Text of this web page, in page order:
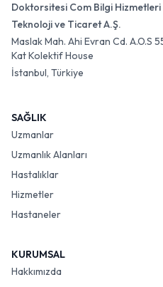
Doktorsitesi Com Bilgi Hizmetleri
Teknoloji ve Ticaret A.Ş.
Maslak Mah. Ahi Evran Cd. A.O.S
Kat Kolektif House
İstanbul, Türkiye
SAĞLIK
Uzmanlar
Uzmanlık Alanları
Hastalıklar
Hizmetler
Hastaneler
KURUMSAL
Hakkımızda